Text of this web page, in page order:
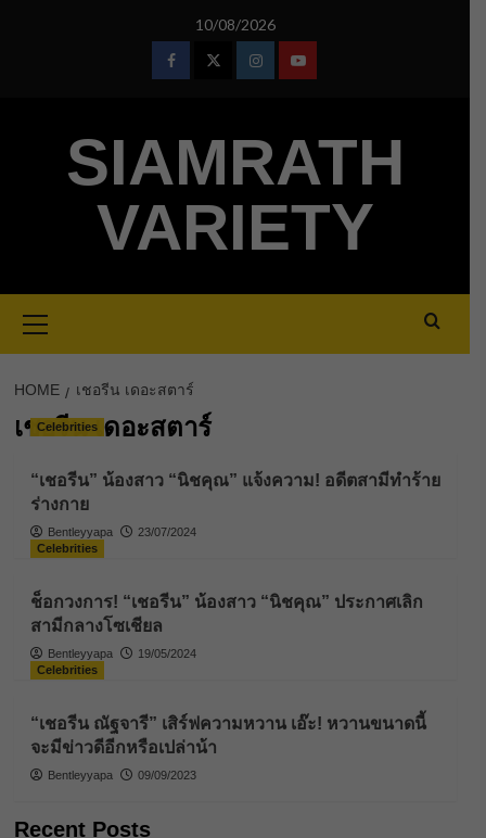
10/08/2026
FacebookTwitterInstagramYoutube
SIAMRATH
VARIETY
Menu
HOME เชอรีน เดอะสตาร์
เชอรีน เดอะสตาร์
Celebrities
“เชอรีน” น้องสาว “นิชคุณ” แจ้งความ! อดีตสามีทำร้าย
ร่างกาย
Bentleyyapa
23/07/2024
Celebrities
ช็อกวงการ! “เชอรีน” น้องสาว “นิชคุณ” ประกาศเลิก
สามีกลางโซเชียล
Bentleyyapa
19/05/2024
Celebrities
“เชอรีน ณัฐจารี” เสิร์ฟความหวาน เอ๊ะ! หวานขนาดนี้
จะมีข่าวดีอีกหรือเปล่าน้า
Bentleyyapa 09/09/2023
Recent Posts